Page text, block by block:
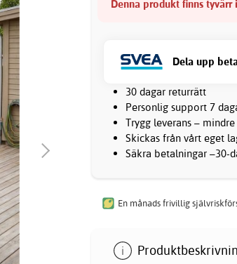
Denna produkt finns
Dela upp
30 dagar returrätt
Personlig support 7
Trygg leverans –
Skickas från vårt eget
Säkra betalningar –30-
En månads frivillig